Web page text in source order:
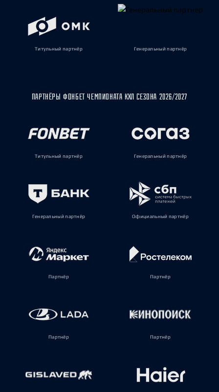
Титульный партнёр Генеральный партнёр
ПАРТНЁРЫ ФОНБЕТ ЧЕМПИОНАТА КХЛ СЕЗОНА 2026/2027
Титульный партнёр Генеральный партнёр
Генеральный партнёр Официальный партнёр
Партнёр Партнёр
Партнёр Партнёр